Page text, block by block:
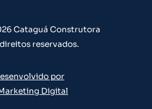
t
Cataguá Construtora
reservados.
por
Digital